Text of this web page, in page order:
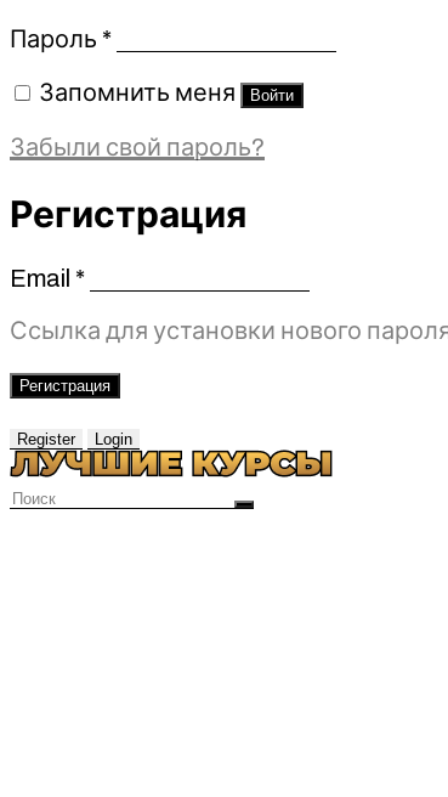
Пароль *Обязательно
Запомнить меня Войти
Забыли свой пароль?
Регистрация
Email *Обязательно
Ссылка для установки нового
Регистрация
Register Login